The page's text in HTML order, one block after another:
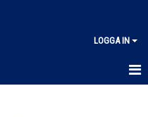
LOGGA IN